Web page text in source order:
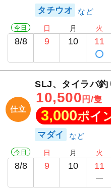
タチウオ
今日
8/8
日
9
月
10
火
11
仕立
SLJ、タイラバ釣
10,500 円/隻
3,000ポイ
マダイ
今日
8/8
日
9
月
10
火
11